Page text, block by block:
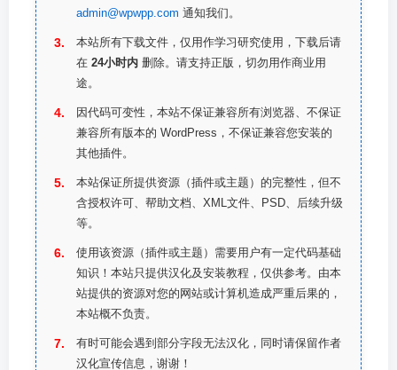
admin@wpwpp.com 通知我们。
本站所有下载文件，仅用作学习研究使用，下载后请
在 24小时内 删除。请支持正版，切勿用作商业用
途。
因代码可变性，本站不保证兼容所有浏览器、不保证
兼容所有版本的 WordPress，不保证兼容您安装的
其他插件。
本站保证所提供资源（插件或主题）的完整性，但不
含授权许可、帮助文档、XML文件、PSD、后续升级
等。
使用该资源（插件或主题）需要用户有一定代码基础
知识！本站只提供汉化及安装教程，仅供参考。由本
站提供的资源对您的网站或计算机造成严重后果的，
本站概不负责。
有时可能会遇到部分字段无法汉化，同时请保留作者
汉化宣传信息，谢谢！